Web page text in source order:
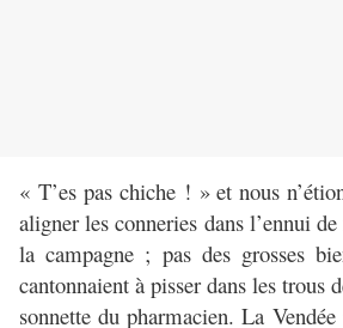
« T’es pas chiche ! » et nous
aligner les conneries dans l’ennui
la campagne ; pas des grosses
cantonnaient à pisser dans les trous
sonnette du pharmacien. La